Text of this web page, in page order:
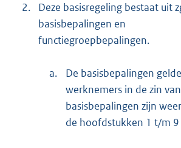
2.
Deze basisregeling bestaat uit
basisbepalingen en
functiegroepbepalingen.
a.
De basisbepalingen
werknemers in de zin
basisbepalingen zijn
de hoofdstukken 1 t/m 9